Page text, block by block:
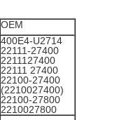
OEM
400E4-U2714
22111-27400
2211127400
22111 27400
22100-27400
(2210027400)
22100-27800
2210027800